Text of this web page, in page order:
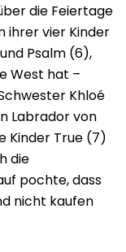
die Feiertage
ihrer vier Kinder
Psalm (6),
West hat –
Khloé
Labrador von
Kinder True (7)
die
pochte, dass
nicht kaufen